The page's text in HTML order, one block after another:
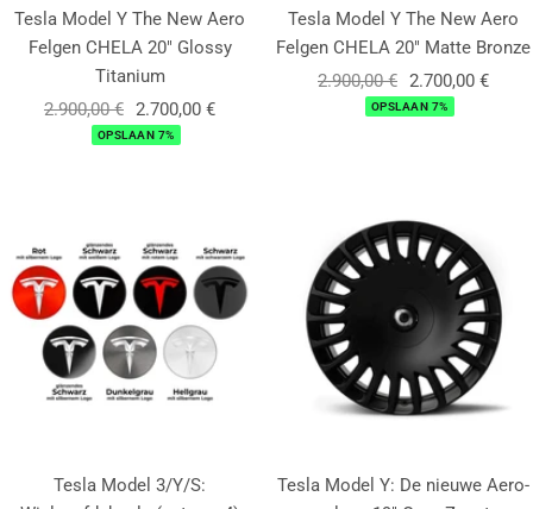
Tesla Model Y The New Aero
Felgen CHELA 20" Glossy
Titanium
Aanbiedingsprijs
2.700,00 €
Normale
2.900,00 €
OPSLAAN 7%
Tesla Model Y The New Aero
Felgen CHELA 20" Matte Bronze
2.700,00 €
Normale
2.900,00 €
OPSLAAN 7%
Tesla Model 3/Y/S:
Tesla Model Y: De nieuwe Aero-